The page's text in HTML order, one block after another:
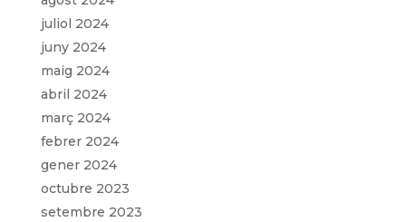
juliol 2024
juny 2024
maig 2024
abril 2024
març 2024
febrer 2024
gener 2024
octubre 2023
setembre 2023